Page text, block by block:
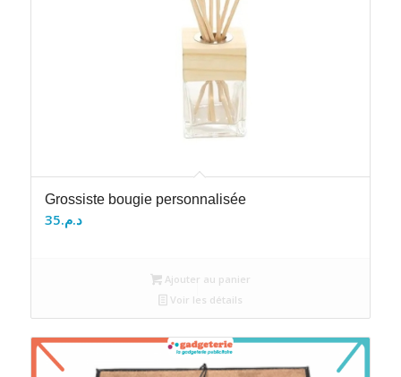
Grossiste bougie personnalisée
د.م.35
Ajouter au panier
Voir les détails